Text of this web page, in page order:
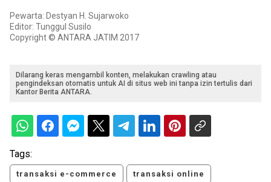
Pewarta: Destyan H. Sujarwoko
Editor: Tunggul Susilo
Copyright © ANTARA JATIM 2017
Dilarang keras mengambil konten, melakukan crawling atau
pengindeksan otomatis untuk AI di situs web ini tanpa izin tertulis dari
Kantor Berita ANTARA.
Tags:
transaksi e-commerce transaksi online